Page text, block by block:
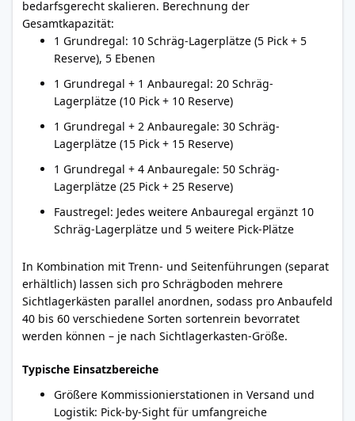
bedarfsgerecht skalieren. Berechnung der
Gesamtkapazität:
1 Grundregal: 10 Schräg-Lagerplätze (5 Pick + 5
Reserve), 5 Ebenen
1 Grundregal + 1 Anbauregal: 20 Schräg-
Lagerplätze (10 Pick + 10 Reserve)
1 Grundregal + 2 Anbauregale: 30 Schräg-
Lagerplätze (15 Pick + 15 Reserve)
1 Grundregal + 4 Anbauregale: 50 Schräg-
Lagerplätze (25 Pick + 25 Reserve)
Faustregel: Jedes weitere Anbauregal ergänzt 10
Schräg-Lagerplätze und 5 weitere Pick-Plätze
In Kombination mit Trenn- und Seitenführungen (separat
erhältlich) lassen sich pro Schrägboden mehrere
Sichtlagerkästen parallel anordnen, sodass pro Anbaufeld
40 bis 60 verschiedene Sorten sortenrein bevorratet
werden können – je nach Sichtlagerkasten-Größe.
Typische Einsatzbereiche
Größere Kommissionierstationen in Versand und
Logistik: Pick-by-Sight für umfangreiche